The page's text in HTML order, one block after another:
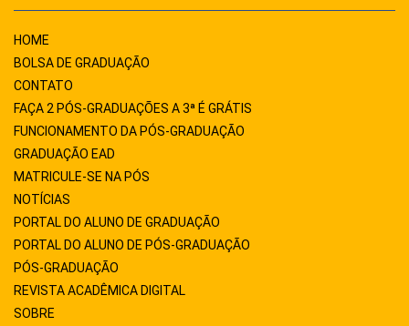
HOME
BOLSA DE GRADUAÇÃO
CONTATO
FAÇA 2 PÓS-GRADUAÇÕES A 3ª É GRÁTIS
FUNCIONAMENTO DA PÓS-GRADUAÇÃO
GRADUAÇÃO EAD
MATRICULE-SE NA PÓS
NOTÍCIAS
PORTAL DO ALUNO DE GRADUAÇÃO
PORTAL DO ALUNO DE PÓS-GRADUAÇÃO
PÓS-GRADUAÇÃO
REVISTA ACADÊMICA DIGITAL
SOBRE